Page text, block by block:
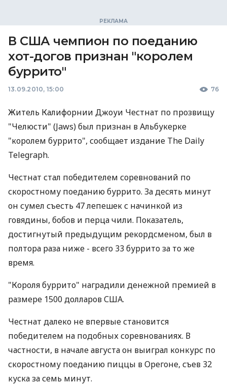
В США чемпион по поеданию
хот-догов признан "королем
буррито"
13.09.2010, 15:00 76
Житель Калифорнии Джоуи Честнат по прозвищу
"Челюсти" (Jaws) был признан в Альбукерке
"королем буррито", сообщает издание The Daily
Telegraph.
Честнат стал победителем соревнований по
скоростному поеданию буррито. За десять минут
он сумел съесть 47 лепешек с начинкой из
говядины, бобов и перца чили. Показатель,
достигнутый предыдущим рекордсменом, был в
полтора раза ниже - всего 33 буррито за то же
время.
"Короля буррито" наградили денежной премией в
размере 1500 долларов США.
Честнат далеко не впервые становится
победителем на подобных соревнованиях. В
частности, в начале августа он выиграл конкурс по
скоростному поеданию пиццы в Орегоне, съев 32
куска за семь минут.